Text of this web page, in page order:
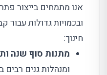
אנו מתמחים בייצור
ובכמויות גדולות עבור
חינוך:
מתנות סוף שנה
ומנהלות גנים